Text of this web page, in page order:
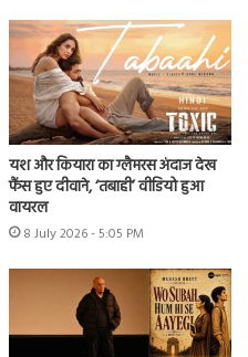
यश और कियारा का ग्लैमरस अंदाज देख
फैंस हुए दीवाने, ‘तबाही’ वीडियो हुआ
वायरल
8 July 2026 - 5:05 PM